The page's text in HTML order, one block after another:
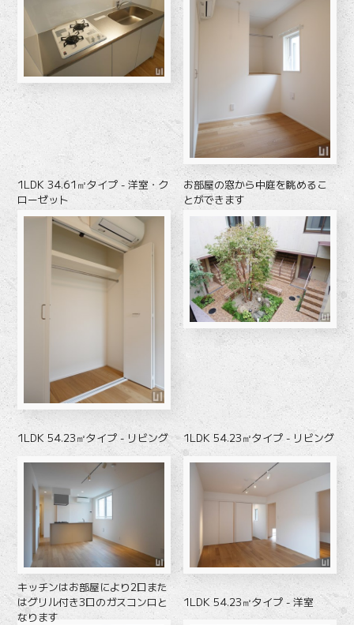
1LDK 34.61㎡タイプ - 洋室・ク
ローゼット
お部屋の窓から中庭を眺めるこ
とができます
1LDK 54.23㎡タイプ - リビング 1LDK 54.23㎡タイプ - リビング
キッチンはお部屋により2口また
はグリル付き3口のガスコンロと
なります
1LDK 54.23㎡タイプ - 洋室